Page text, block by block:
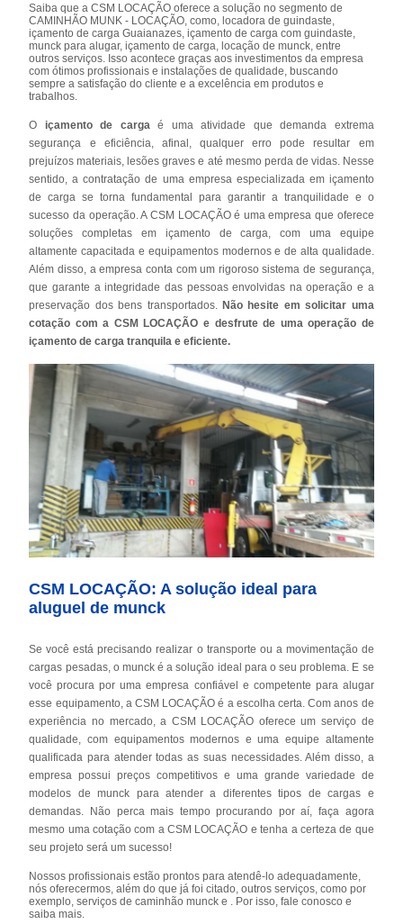
Saiba que a CSM LOCAÇÃO oferece a solução no segmento de
CAMINHÃO MUNK - LOCAÇÃO, como, locadora de guindaste,
içamento de carga Guaianazes, içamento de carga com guindaste,
munck para alugar, içamento de carga, locação de munck, entre
outros serviços. Isso acontece graças aos investimentos da empresa
com ótimos profissionais e instalações de qualidade, buscando
sempre a satisfação do cliente e a excelência em produtos e
trabalhos.
O içamento de carga é uma atividade que demanda extrema
segurança e eficiência, afinal, qualquer erro pode resultar em
prejuízos materiais, lesões graves e até mesmo perda de vidas. Nesse
sentido, a contratação de uma empresa especializada em içamento
de carga se torna fundamental para garantir a tranquilidade e o
sucesso da operação. A CSM LOCAÇÃO é uma empresa que oferece
soluções completas em içamento de carga, com uma equipe
altamente capacitada e equipamentos modernos e de alta qualidade.
Além disso, a empresa conta com um rigoroso sistema de segurança,
que garante a integridade das pessoas envolvidas na operação e a
preservação dos bens transportados. Não hesite em solicitar uma
cotação com a CSM LOCAÇÃO e desfrute de uma operação de
içamento de carga tranquila e eficiente.
CSM LOCAÇÃO: A solução ideal para
aluguel de munck
Se você está precisando realizar o transporte ou a movimentação de
cargas pesadas, o munck é a solução ideal para o seu problema. E se
você procura por uma empresa confiável e competente para alugar
esse equipamento, a CSM LOCAÇÃO é a escolha certa. Com anos de
experiência no mercado, a CSM LOCAÇÃO oferece um serviço de
qualidade, com equipamentos modernos e uma equipe altamente
qualificada para atender todas as suas necessidades. Além disso, a
empresa possui preços competitivos e uma grande variedade de
modelos de munck para atender a diferentes tipos de cargas e
demandas. Não perca mais tempo procurando por aí, faça agora
mesmo uma cotação com a CSM LOCAÇÃO e tenha a certeza de que
seu projeto será um sucesso!
Nossos profissionais estão prontos para atendê-lo adequadamente,
nós oferecermos, além do que já foi citado, outros serviços, como por
exemplo, serviços de caminhão munck e . Por isso, fale conosco e
saiba mais.